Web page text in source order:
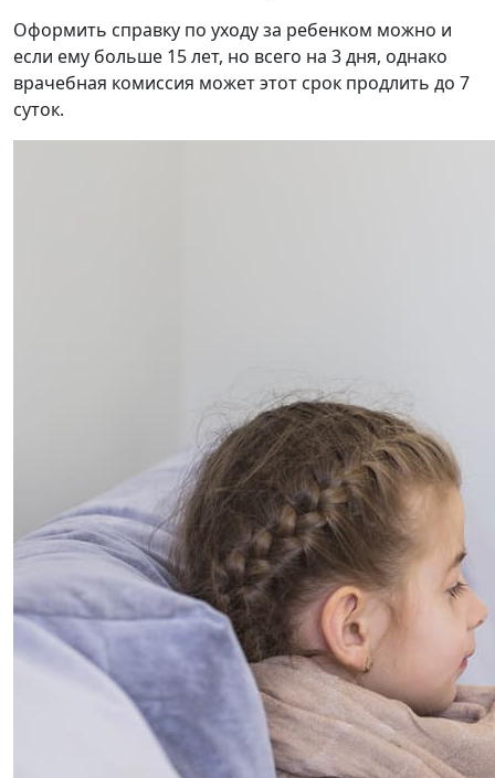
Оформить справку по уходу за ребенком можно и
если ему больше 15 лет, но всего на 3 дня, однако
врачебная комиссия может этот срок продлить до 7
суток.